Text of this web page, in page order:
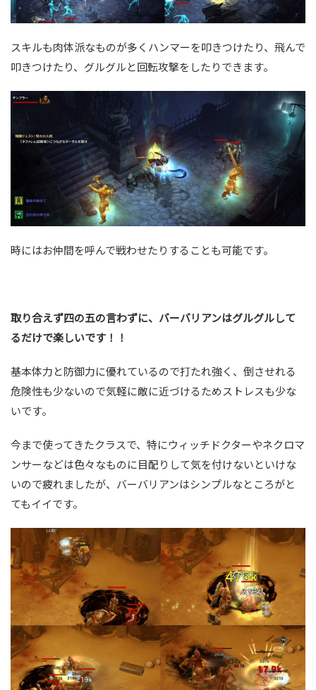
スキルも肉体派なものが多くハンマーを叩きつけたり、飛んで
叩きつけたり、グルグルと回転攻撃をしたりできます。
時にはお仲間を呼んで戦わせたりすることも可能です。
取り合えず四の五の言わずに、バーバリアンはグルグルして
るだけで楽しいです！！
基本体力と防御力に優れているので打たれ強く、倒させれる
危険性も少ないので気軽に敵に近づけるためストレスも少な
いです。
今まで使ってきたクラスで、特にウィッチドクターやネクロマ
ンサーなどは色々なものに目配りして気を付けないといけな
いので疲れましたが、バーバリアンはシンプルなところがと
てもイイです。